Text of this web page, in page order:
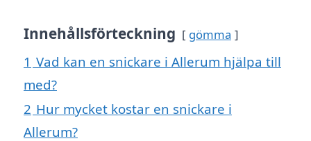
Innehållsförteckning gömma
1 Vad kan en snickare i Allerum hjälpa till
med?
2 Hur mycket kostar en snickare i
Allerum?